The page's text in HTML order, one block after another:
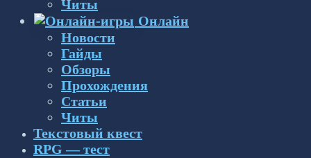
Читы
Онлайн
Новости
Гайды
Обзоры
Прохождения
Статьи
Читы
Текстовый квест
RPG — тест